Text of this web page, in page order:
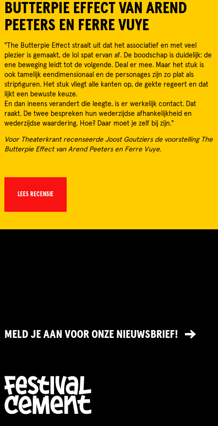
BUTTERPIE EFFECT VAN AREND
PEETERS EN FERRE VUYE
"The Butterpie Effect straalt uit dat het associatief en met veel
plezier is gemaakt, de lol spat ervan af. De boodschap is duidelijk: de
ene beweging leidt tot de volgende. Deal er mee. Maar het stuk is
ook tamelijk eendimensionaal en de personages zijn zo plat als
stripfiguren. Het stuk vliegt alle kanten op, de gekte regeert en dat
lijkt een bewuste keuze.
En dan ineens verandert die leegte, is er werkelijk contact. Dat
raakt. De twee bespreken hun wederzijdse afhankelijkheid en
wederzijdse waardering. Hoe? Daar moet je zelf bij zijn."
Voor Theaterkrant recenseerde Joost Goutziers de voorstelling The
Butterpie Effect van Arend Peeters en Ferre Vuye.
LEES RECENSIE
MELD JE AAN VOOR ONZE NIEUWSBRIEF!